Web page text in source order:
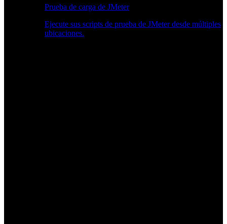
Prueba de carga de JMeter
Ejecute sus scripts de prueba de JMeter desde múltiples
ubicaciones.